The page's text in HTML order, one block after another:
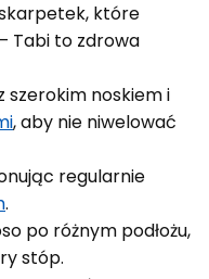
które
Tabi to zdrowa
szerokim noskiem i
, aby nie niwelować
regularnie
.
po różnym podłożu,
stóp.